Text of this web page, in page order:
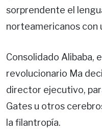
sorprendente el
norteamericanos con
Consolidado Alibaba,
revolucionario Ma
director ejecutivo,
Gates u otros
la filantropía.